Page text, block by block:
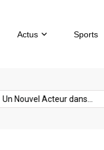
Actus Sports
Nouvel Acteur dans...
Sevilla
FC
Smartphone